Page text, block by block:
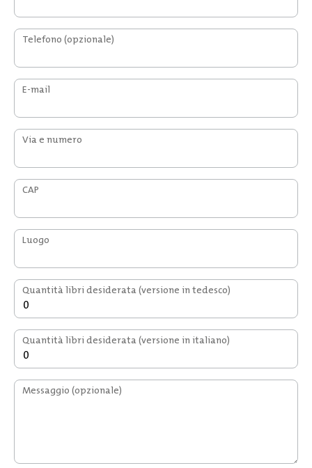
Telefono (opzionale)
E-mail
Via e numero
CAP
Luogo
Quantità libri desiderata (versione in tedesco)
Quantità libri desiderata (versione in italiano)
Messaggio (opzionale)